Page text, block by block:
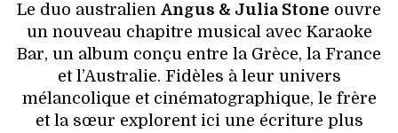
DÉCO
VOYAGES & LOISIRS
Le duo australien Angus & Julia Stone ouvre
un nouveau chapitre musical avec Karaoke
Bar, un album conçu entre la Grèce, la France
et l’Australie. Fidèles à leur univers
mélancolique et cinématographique, le frère
et la sœur explorent ici une écriture plus